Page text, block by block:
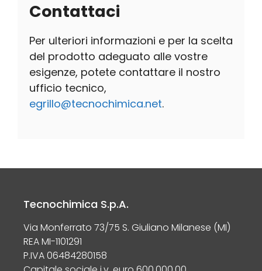
Contattaci
Per ulteriori informazioni e per la scelta
del prodotto adeguato alle vostre
esigenze, potete contattare il nostro
ufficio tecnico,
egrillo@tecnochimica.net.
Tecnochimica S.p.A.
Via Monferrato 73/75 S. Giuliano Milanese (MI)
REA MI-1101291
P.IVA 06484280158